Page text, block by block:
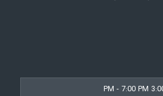
3:00 PM -